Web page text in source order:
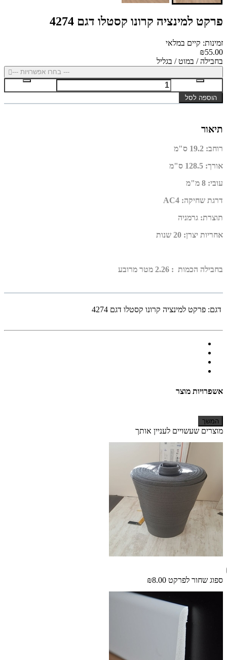
פרקט למינציה קרונו קסטלו דגם 4274
זמינות: קיים במלאי
₪55.00
בחבילה / במוט / בגליל
--- בחרו אפשרויות ---
הוספה לסל
תיאור
רוחב: 19.2 ס"מ
אורך: 128.5 ס"מ
עובי: 8 מ"מ
דרגת שחיקה:
AC4
תוצרת: גרמניה
אחריות יצרן: 20 שנות
בחבילה הכמות : 2.26 מטר מרובע
דגם: פרקט למינציה קרונו קסטלו דגם 4274
אשפרויות מוצר
המשך
מוצרים שעשויים לעניין אותך
ספוג שחור לפרקט ₪8.00